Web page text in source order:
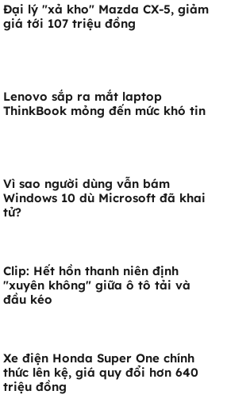
Đại lý "xả kho" Mazda CX-5, giảm
giá tới 107 triệu đồng
Lenovo sắp ra mắt laptop
ThinkBook mỏng đến mức khó tin
Vì sao người dùng vẫn bám
Windows 10 dù Microsoft đã khai
tử?
Clip: Hết hồn thanh niên định
"xuyên không" giữa ô tô tải và
đầu kéo
Xe điện Honda Super One chính
thức lên kệ, giá quy đổi hơn 640
triệu đồng